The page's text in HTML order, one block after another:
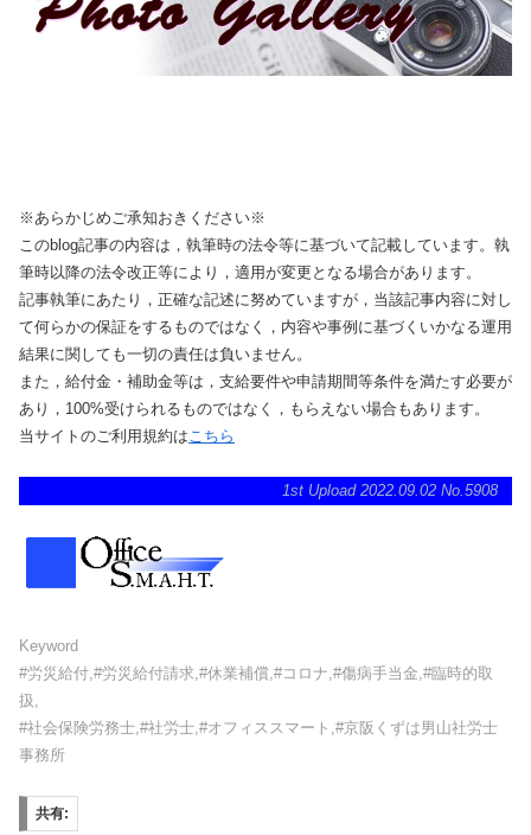
※あらかじめご承知おきください※
このblog記事の内容は，執筆時の法令等に基づいて記載しています。執
筆時以降の法令改正等により，適用が変更となる場合があります。
記事執筆にあたり，正確な記述に努めていますが，当該記事内容に対し
て何らかの保証をするものではなく，内容や事例に基づくいかなる運用
結果に関しても一切の責任は負いません。
また，給付金・補助金等は，支給要件や申請期間等条件を満たす必要が
あり，100%受けられるものではなく，もらえない場合もあります。
当サイトのご利用規約は こちら
1st Upload 2022.09.02 No.5908
Keyword
#労災給付,#労災給付請求,#休業補償,#コロナ,#傷病手当金,#臨時的取
扱,
#社会保険労務士,#社労士,#オフィススマート,#京阪くずは男山社労士
事務所
共有: